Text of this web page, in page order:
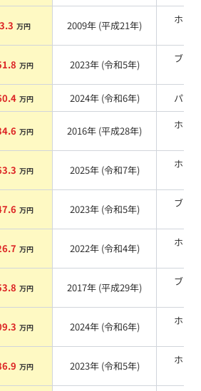
万円 2009年 (平成21年)
ホワ
万円 2023年 (令和5年)
ブラ
万円 2024年 (令和6年) パール
万円 2016年 (平成28年)
ホワ
万円 2025年 (令和7年)
ホワ
万円 2023年 (令和5年)
ブラ
万円 2022年 (令和4年)
ホワ
万円 2017年 (平成29年)
ブラ
万円 2024年 (令和6年)
ホワ
万円 2023年 (令和5年)
ホワ